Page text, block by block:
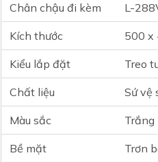
Chân chậu đi kèm L-
Kích thước 500 x
Kiểu lắp đặt Treo
Chất liệu Sứ vệ
Màu sắc Trắng
Bề mặt Trơn